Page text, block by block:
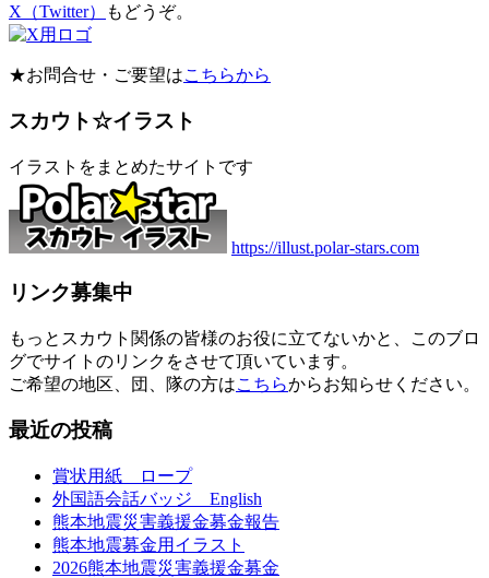
X（Twitter） もどうぞ。
★お問合せ・ご要望はこちらから
スカウト☆イラスト
イラストをまとめたサイトです
https://illust.polar-stars.com
リンク募集中
もっとスカウト関係の皆様のお役に立てないかと、このブロ
グでサイトのリンクをさせて頂いています。
ご希望の地区、団、隊の方はこちらからお知らせください。
最近の投稿
賞状用紙 ロープ
外国語会話バッジ English
熊本地震災害義援金募金報告
熊本地震募金用イラスト
2026熊本地震災害義援金募金